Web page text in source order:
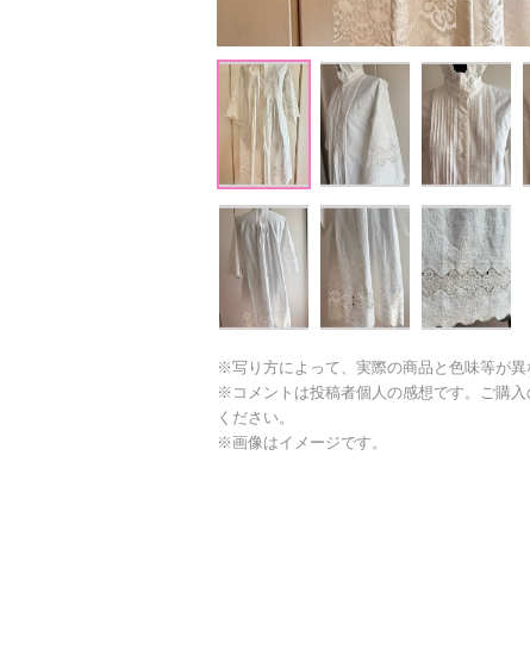
※写り方によって、実際の商品と色味等が異
※コメントは投稿者個人の感想です。ご購
ください。
※画像はイメージです。